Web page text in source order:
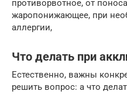
противорвотное, от
жаропонижающее, при
аллергии,
Что делать при
Естественно, важны
решить вопрос: а что